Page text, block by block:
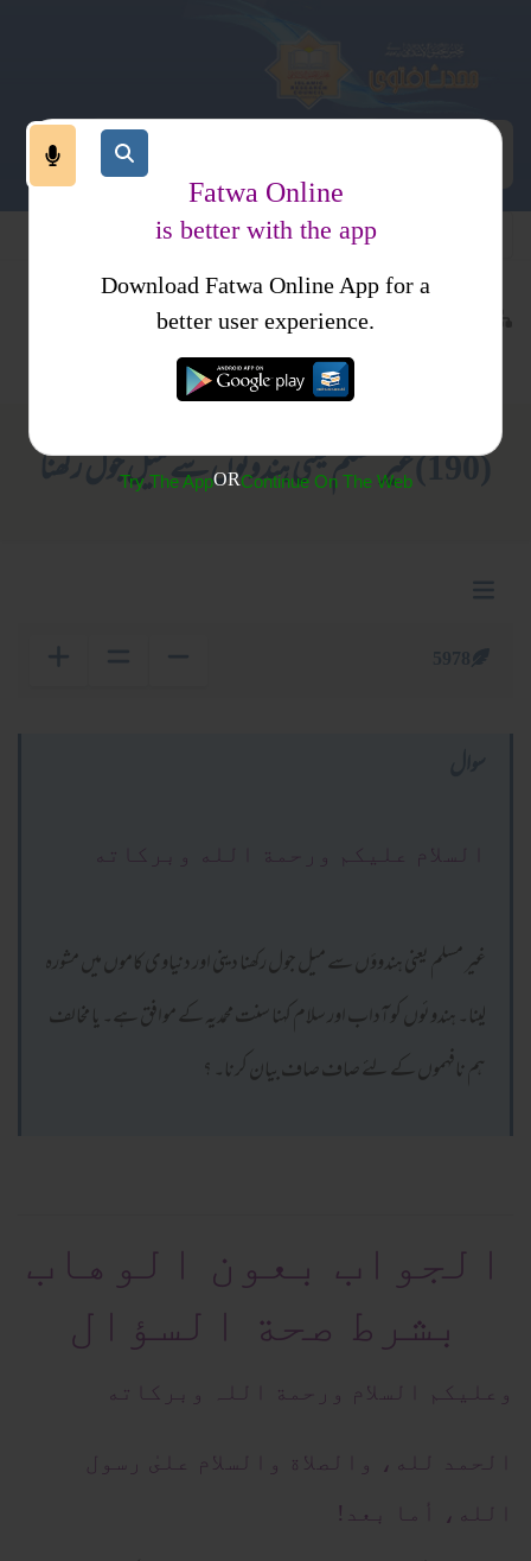
تقابل ادیان ومسالک
تقابل ادیان
کتب فتاوی
فتاوی ثنائیہ امرتسری جلد 1
(190) غیر مسلم یعنی ہندوئوں سے میل جول رکھنا
السلام عليكم ورحمة الله وبركاته
غیر مسلم یعنی ہندوؤں سے میل جول رکھنا دینی اور دنیاوی کاموں میں مشورہ
لینا۔ ہندوئوں کو آداب اور سلام کہنا سنت محمدیہ کے موافق ہے۔ یا مخالف
ہم نافہموں کے لئے صاف صاف بیان کرنا۔ ؟
الجواب بعون الوهاب
بشرط صحة السؤال
وعلیکم السلام ورحمة اللہ وبرکاته
الحمد لله، والصلاة والسلام علىٰ رسول
الله، أما بعد!
Fatwa Online
is better with the app
Download Fatwa Online App for a
better user experience.
Try The AppORContinue On The Web